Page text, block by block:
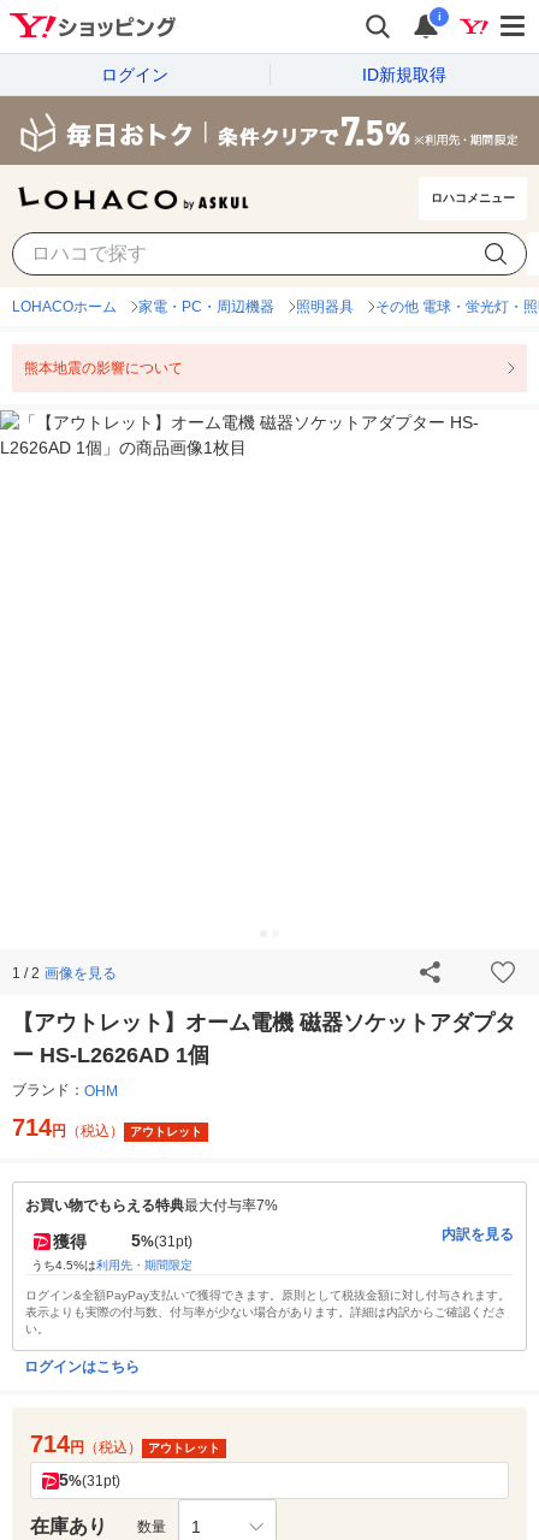
i
ログイン ID新規取得
ロハコメニュー
LOHACOホーム 家電・PC・周辺機器 照明器具 その他 電球・蛍光灯・
熊本地震の影響について
1 / 2 画像を見る
【アウトレット】オーム電機 磁器ソケットアダプタ
ー HS-L2626AD 1個
ブランド： OHM
714円 （税込） アウトレット
お買い物でもらえる特典最大付与率7%
獲得 5%(31pt)
うち4.5%は利用先・期間限定
内訳を見る
ログイン&全額PayPay支払いで獲得できます。原則として税抜金額に対し付与されます。
表示よりも実際の付与数、付与率が少ない場合があります。詳細は内訳からご確認くださ
い。
ログインはこちら
714円 （税込） アウトレット
5%(31pt)
在庫あり 数量 1